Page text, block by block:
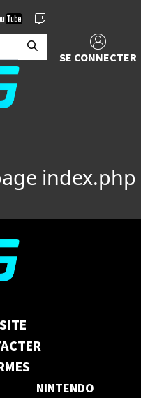
SE CONNECTER
index.php
NINTENDO